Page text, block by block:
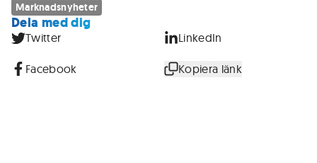
Marknadsnyheter
Dela med dig
Twitter LinkedIn
Facebook Kopiera länk